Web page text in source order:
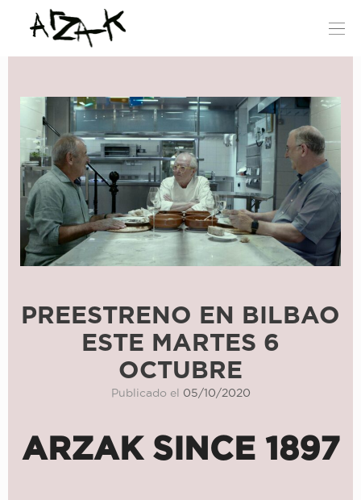
contenido
PREESTRENO EN BILBAO
ESTE MARTES 6
OCTUBRE
Publicado el 05/10/2020
ARZAK SINCE 1897